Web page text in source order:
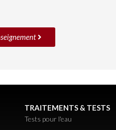
TRAITEMENTS & TESTS
Tests pour l'eau